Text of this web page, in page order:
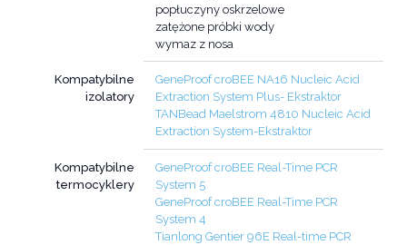
popłuczyny oskrzelowe
zatężone próbki wody
wymaz z nosa
Kompatybilne
izolatory
GeneProof croBEE NA16 Nucleic Acid
Extraction System Plus- Ekstraktor
TANBead Maelstrom 4810 Nucleic Acid
Extraction System-Ekstraktor
Kompatybilne
termocyklery
GeneProof croBEE Real-Time PCR
System 5
GeneProof croBEE Real-Time PCR
System 4
Tianlong Gentier 96E Real-time PCR